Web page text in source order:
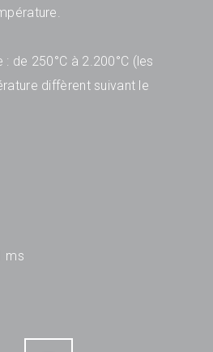
de 250°C à 2.200°C (les
diffèrent suivant le
ms